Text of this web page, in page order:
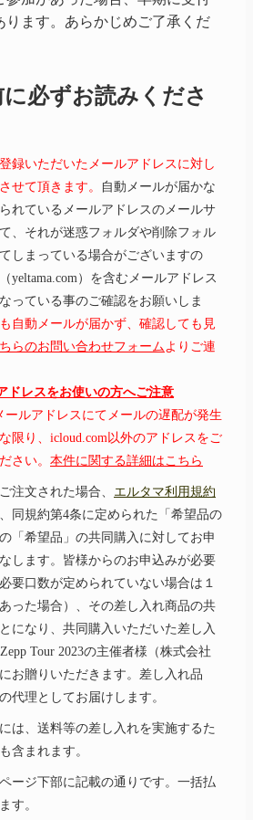
ります。あらかじめご了承くだ
必ずお読みくださ
録いただいたメールアドレスに対し
せて頂きます。
自動メールが届かな
れているメールアドレスのメールサ
、それが迷惑フォルダや削除フォル
しまっている場合がございますの
yeltama.com）を含むメールアドレス
っている事のご確認をお願いしま
自動メールが届かず、確認しても見
らのお問い合わせフォームよりご連
ドレスをお使いの方へご注意
ールアドレスにてメールの遅配が発生
限り、icloud.com以外のアドレスをご
さい。 本件に関する詳細はこちら
注文された場合、 エルタマ利用規約
同規約第4条に定められた「希望品の
「希望品」の共同購入に対してお申
します。皆様からのお申込みが必要
要口数が定められていない場合は１
った場合）、その差し入れ商品の共
になり、共同購入いただいた差し入
Tour 2023の主催者様（株式会社
お贈りいただきます。差し入れ品
代理としてお届けします。
は、送料等の差し入れを実施するた
含まれます。
ージ下部に記載の通りです。一括払
す。